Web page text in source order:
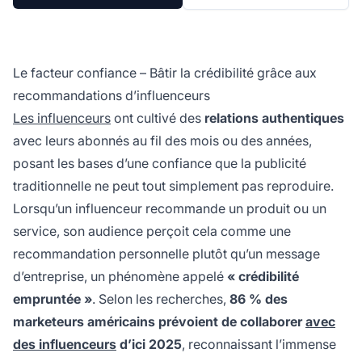
Le facteur confiance – Bâtir la crédibilité grâce aux
recommandations d’influenceurs
Les influenceurs ont cultivé des relations authentiques
avec leurs abonnés au fil des mois ou des années,
posant les bases d’une confiance que la publicité
traditionnelle ne peut tout simplement pas reproduire.
Lorsqu’un influenceur recommande un produit ou un
service, son audience perçoit cela comme une
recommandation personnelle plutôt qu’un message
d’entreprise, un phénomène appelé « crédibilité
empruntée ». Selon les recherches, 86 % des
marketeurs américains prévoient de collaboreravec
des influenceurs d’ici 2025, reconnaissant l’immense